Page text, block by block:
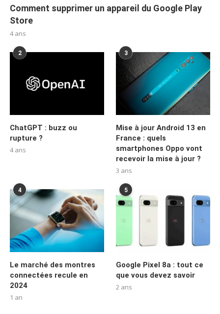
Comment supprimer un appareil du Google Play
Store
4 ans
2
ChatGPT : buzz ou
rupture ?
4 ans
3
Mise à jour Android 13 en
France : quels
smartphones Oppo vont
recevoir la mise à jour ?
3 ans
4
Le marché des montres
connectées recule en
2024
1 an
5
Google Pixel 8a : tout ce
que vous devez savoir
2 ans